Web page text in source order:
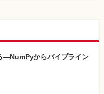
―NumPyからパイプライン